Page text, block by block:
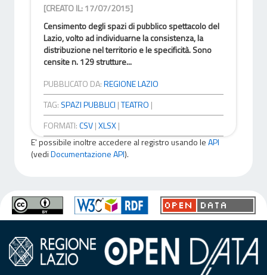
[CREATO IL: 17/07/2015]
Censimento degli spazi di pubblico spettacolo del
Lazio, volto ad individuarne la consistenza, la
distribuzione nel territorio e le specificità. Sono
censite n. 129 strutture...
PUBBLICATO DA:REGIONE LAZIO
TAG: SPAZI PUBBLICI |TEATRO |
FORMATI:CSV|XLSX|
E' possibile inoltre accedere al registro usando leAPI
(vediDocumentazione API).